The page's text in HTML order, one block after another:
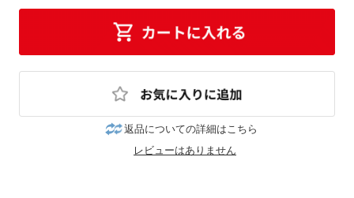
返品についての詳細はこちら
レビューはありません